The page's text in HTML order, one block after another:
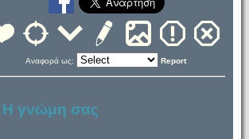
Αναφορά ως: Report
Η γνώμη σας